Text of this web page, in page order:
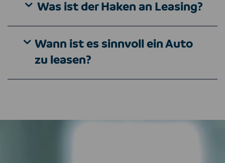
Was ist der Haken an Leasing?
Wann ist es sinnvoll ein Auto
zu leasen?